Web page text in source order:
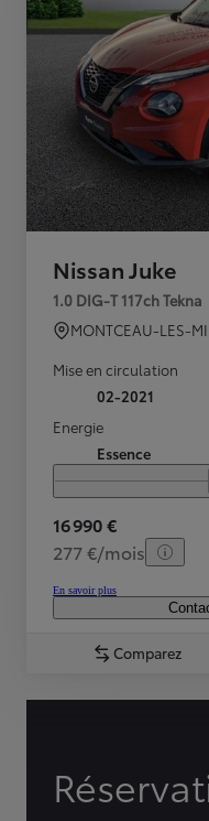
Nissan Juke
1.0 DIG-T 117ch Tekna
MONTCEAU-LES-
Mise en circulation
02-2021
Energie
Essence
16 990 €
277 €/mois
En savoir plus
Comparez